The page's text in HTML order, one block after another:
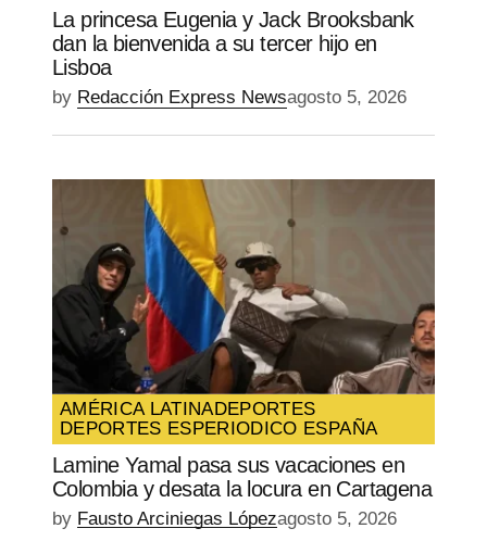
SUBMIT COMMENT
La princesa Eugenia y Jack Brooksbank
dan la bienvenida a su tercer hijo en
Lisboa
by Redacción Express Newsagosto 5, 2026
AMÉRICA LATINADEPORTES
DEPORTES ESPERIODICO ESPAÑA
Lamine Yamal pasa sus vacaciones en
Colombia y desata la locura en Cartagena
by Fausto Arciniegas Lópezagosto 5, 2026